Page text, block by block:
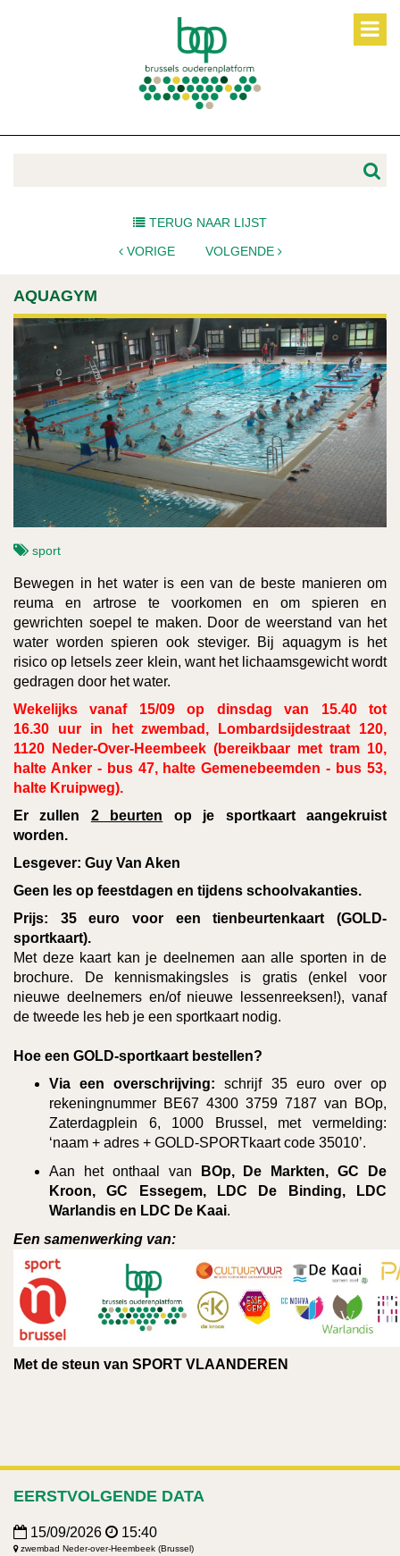
TERUG NAAR LIJST
VORIGE VOLGENDE
AQUAGYM
sport
Bewegen in het water is een van de beste manieren om
reuma en artrose te voorkomen en om spieren en
gewrichten soepel te maken. Door de weerstand van het
water worden spieren ook steviger. Bij aquagym is het
risico op letsels zeer klein, want het lichaamsgewicht wordt
gedragen door het water.
Wekelijks vanaf 15/09 op dinsdag van 15.40 tot
16.30 uur in het zwembad, Lombardsijdestraat 120,
1120 Neder-Over-Heembeek (bereikbaar met tram 10,
halte Anker - bus 47, halte Gemenebeemden - bus 53,
halte Kruipweg).
Er zullen 2 beurten op je sportkaart aangekruist
worden.
Lesgever: Guy Van Aken
Geen les op feestdagen en tijdens schoolvakanties.
Prijs:
35 euro voor een tienbeurtenkaart (GOLD-
sportkaart).
Met deze kaart kan je deelnemen aan alle sporten in de
brochure. De kennismakingsles is gratis (enkel voor
nieuwe deelnemers en/of nieuwe lessenreeksen!), vanaf
de tweede les heb je een sportkaart nodig.
Hoe een GOLD-sportkaart bestellen?
Via een overschrijving: schrijf 35 euro over op
rekeningnummer BE67 4300 3759 7187 van BOp,
Zaterdagplein 6, 1000 Brussel, met vermelding:
‘naam + adres + GOLD-SPORTkaart code 35010’.
Aan het onthaal van BOp, De Markten, GC De
Kroon, GC Essegem, LDC De Binding, LDC
Warlandis en LDC De Kaai.
Een samenwerking van:
Met de steun van SPORT VLAANDEREN
EERSTVOLGENDE DATA
15/09/2026 15:40
zwembad Neder-over-Heembeek (Brussel)